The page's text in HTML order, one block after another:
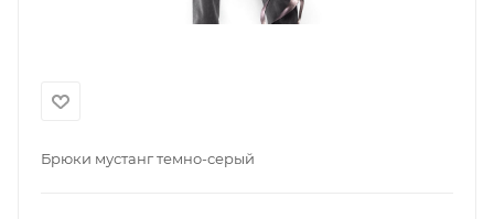
Брюки мустанг темно-серый